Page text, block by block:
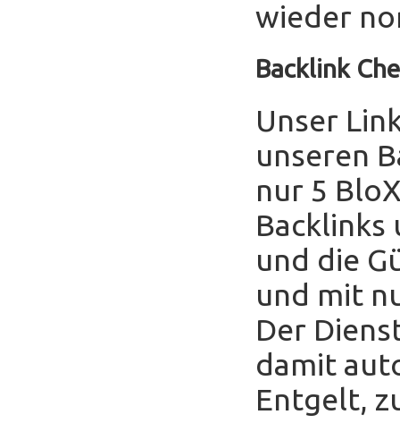
wieder
Backlink
Unser
unseren
nur 5
und die
und mit
Der
damit
Entgelt,